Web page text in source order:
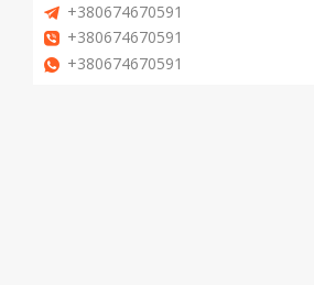
+380674670591
+380674670591
+380674670591